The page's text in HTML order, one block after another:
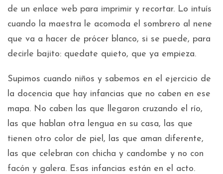
de un enlace web para imprimir y recortar. Lo intuís
cuando la maestra le acomoda el sombrero al nene
que va a hacer de prócer blanco, si se puede, para
decirle bajito: quedate quieto, que ya empieza.
Supimos cuando niños y sabemos en el ejercicio de
la docencia que hay infancias que no caben en ese
mapa. No caben las que llegaron cruzando el río,
las que hablan otra lengua en su casa, las que
tienen otro color de piel, las que aman diferente,
las que celebran con chicha y candombe y no con
facón y galera. Esas infancias están en el acto.